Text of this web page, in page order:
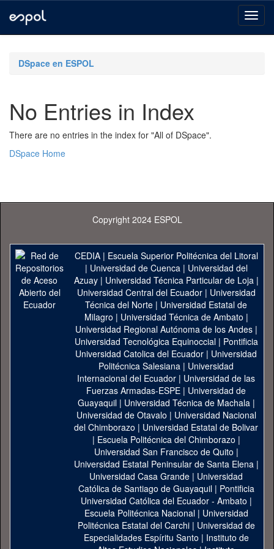
navigationDSpace en ESPOL
No Entries in Index
There are no entries in the index for "All of DSpace".
DSpace Home
Copyright 2024 ESPOL
CEDIA| Escuela Superior Politécnica del Litoral
| Universidad de Cuenca| Universidad del
Azuay| Universidad Técnica Particular de Loja|
Universidad Central del Ecuador| Universidad
Técnica del Norte | Universidad Estatal de
Milagro | Universidad Técnica de Ambato |
Universidad Regional Autónoma de los Andes|
Universidad Tecnológica Equinoccial| Pontificia
Universidad Catolica del Ecuador | Universidad
Politécnica Salesiana | Universidad
Internacional del Ecuador | Universidad de las
Fuerzas Armadas-ESPE | Universidad de
Guayaquil| Universidad Técnica de Machala|
Universidad de Otavalo | Universidad Nacional
del Chimborazo | Universidad Estatal de Bolivar
| Escuela Politécnica del Chimborazo |
Universidad San Francisco de Quito |
Universidad Estatal Peninsular de Santa Elena|
Universidad Casa Grande | Universidad
Católica de Santiago de Guayaquil| Pontificia
Universidad Católica del Ecuador - Ambato |
Escuela Politécnica Nacional| Universidad
Politécnica Estatal del Carchi| Universidad de
Especialidades Espíritu Santo | Instituto de